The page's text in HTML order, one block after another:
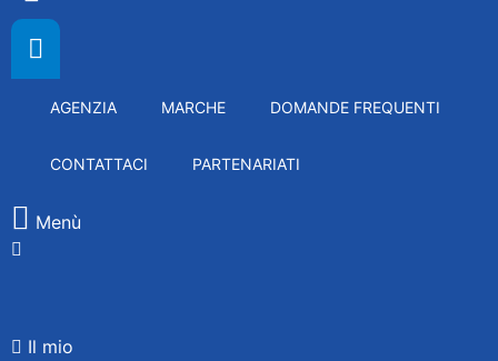
AGENZIA MARCHE DOMANDE FREQUENTI
CONTATTACI PARTENARIATI
Menù
Il mio